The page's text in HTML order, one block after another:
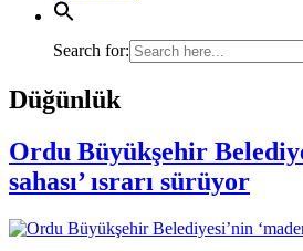
Search for:
Düğünlük
Ordu Büyükşehir
sahası’ ısrarı sürüyor